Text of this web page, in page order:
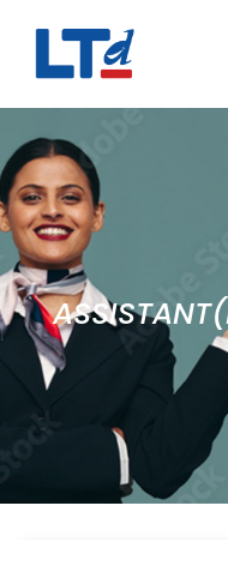
Numéro Vert : 0805 034
Qui sommes-nous
Rejoignez LTd
Contactez-nous